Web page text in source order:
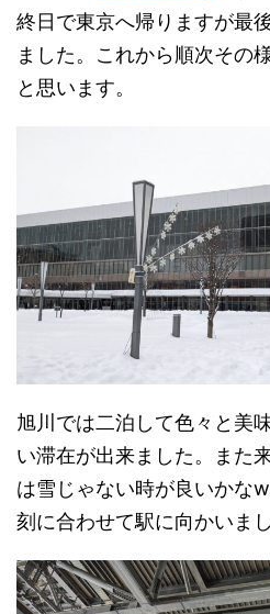
終日で東京へ帰りますが最
ました。これから順次その
と思います。
旭川では二泊して色々と美
い滞在が出来ました。また
は雪じゃない時が良いかな
刻に合わせて駅に向かいまし